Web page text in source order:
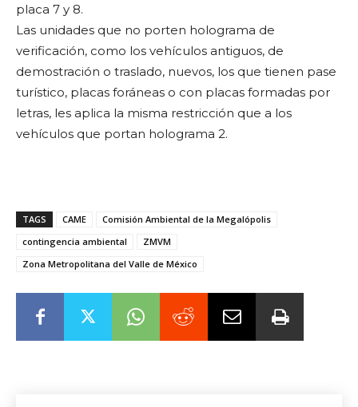
placa 7 y 8.
Las unidades que no porten holograma de
verificación, como los vehículos antiguos, de
demostración o traslado, nuevos, los que tienen pase
turístico, placas foráneas o con placas formadas por
letras, les aplica la misma restricción que a los
vehículos que portan holograma 2.
TAGS CAME
Comisión Ambiental de la Megalópolis
contingencia ambiental
ZMVM
Zona Metropolitana del Valle de México